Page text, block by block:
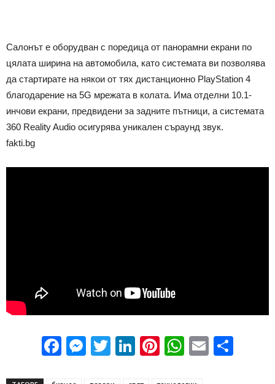
Салонът е оборудван с поредица от панорамни екрани по
цялата ширина на автомобила, като системата ви позволява
да стартирате на някои от тях дистанционно PlayStation 4
благодарение на 5G мрежата в колата. Има отделни 10.1-
инчови екрани, предвидени за задните пътници, а системата
360 Reality Audio осигурява уникален съраунд звук.
fakti.bg
Facebook
Messenger
Twitter
LinkedIn
Pinterest
WhatsApp
Email